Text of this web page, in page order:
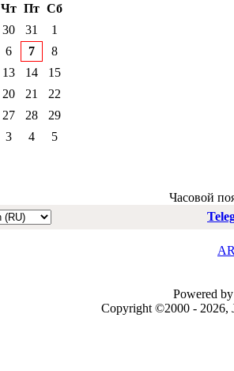
Чт Пт Сб
30 31
1
6 7
8
13 14
15
20 21
22
27 28
29
3 4 5
Часовой
Powered
Copyright ©2000 - 2026,